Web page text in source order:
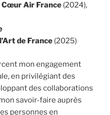
Cœur Air France (2024),
de France (2025)
mon engagement
en privilégiant des
des collaborations
savoir-faire auprès
personnes en